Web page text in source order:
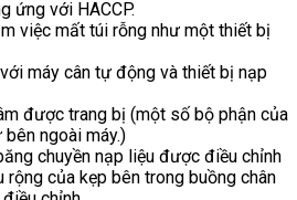
ứng với HACCP.
việc mất túi rỗng như một thiết bị
máy cân tự động và thiết bị nạp
được trang bị (một số bộ phận của
ngoài máy.)
chuyền nạp liệu được điều chỉnh
rộng của kẹp bên trong buồng chân